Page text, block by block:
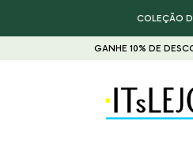
COLEÇÃO DIA DOS
GANHE 10% DE DESCONTO -